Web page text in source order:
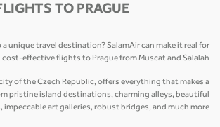
FLIGHTS TO PRAGUE
a unique travel destination? SalamAir can make it real for
cost-effective flights to Prague from Muscat and Salalah.
city of the Czech Republic, offers everything that makes a
pristine island destinations, charming alleys, beautiful
impeccable art galleries, robust bridges, and much more.